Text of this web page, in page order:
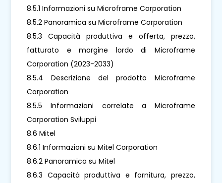
8.5.1 Informazioni su Microframe Corporation
8.5.2 Panoramica su Microframe Corporation
8.5.3 Capacità produttiva e offerta, prezzo,
fatturato e margine lordo di Microframe
Corporation (2023-2033)
8.5.4 Descrizione del prodotto Microframe
Corporation
8.5.5 Informazioni correlate a Microframe
Corporation Sviluppi
8.6 Mitel
8.6.1 Informazioni su Mitel Corporation
8.6.2 Panoramica su Mitel
8.6.3 Capacità produttiva e fornitura, prezzo,